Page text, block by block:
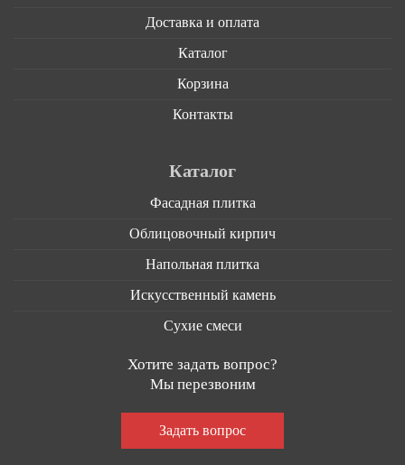
Доставка и оплата
Каталог
Корзина
Контакты
Каталог
Фасадная плитка
Облицовочный кирпич
Напольная плитка
Искусственный камень
Сухие смеси
Хотите задать вопрос?
Мы перезвоним